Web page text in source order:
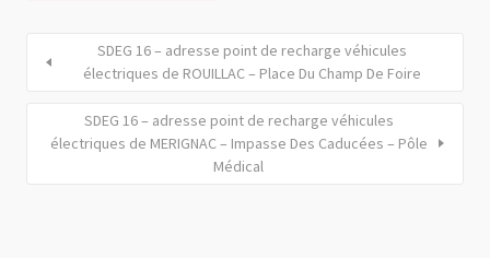
SDEG 16 – adresse point de recharge véhicules
électriques de ROUILLAC – Place Du Champ De Foire
SDEG 16 – adresse point de recharge véhicules
électriques de MERIGNAC – Impasse Des Caducées – Pôle
Médical